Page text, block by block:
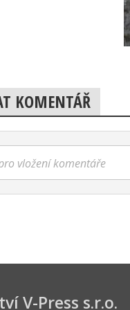
KOMENTÁŘ
vložení komentáře
V-Press s.r.o.